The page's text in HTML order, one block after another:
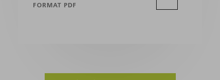
FORMAT PDF